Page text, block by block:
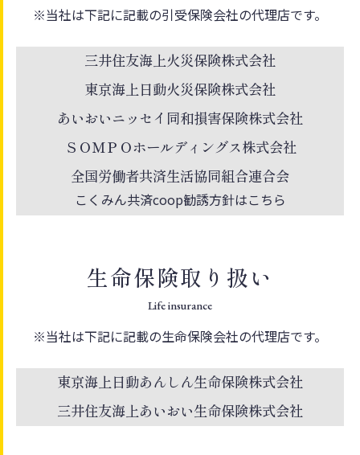
※当社は下記に記載の引受保険会社の代理店です。
三井住友海上火災保険株式会社
東京海上日動火災保険株式会社
あいおいニッセイ同和損害保険株式会社
ＳＯＭＰＯホールディングス株式会社
全国労働者共済生活協同組合連合会
こくみん共済coop勧誘方針はこちら
Life insurance
生命保険取り扱い
※当社は下記に記載の生命保険会社の代理店です。
東京海上日動あんしん生命保険株式会社
三井住友海上あいおい生命保険株式会社